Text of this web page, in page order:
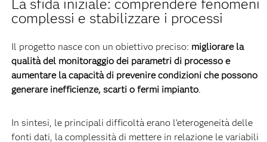
La sfida iniziale: comprendere fenomeni
complessi e stabilizzare i processi
Il progetto nasce con un obiettivo preciso: migliorare la
qualità del monitoraggio dei parametri di processo e
aumentare la capacità di prevenire condizioni che possono
generare inefficienze, scarti o fermi impianto.
In sintesi, le principali difficoltà erano l’eterogeneità delle
fonti dati, la complessità di mettere in relazione le variabili